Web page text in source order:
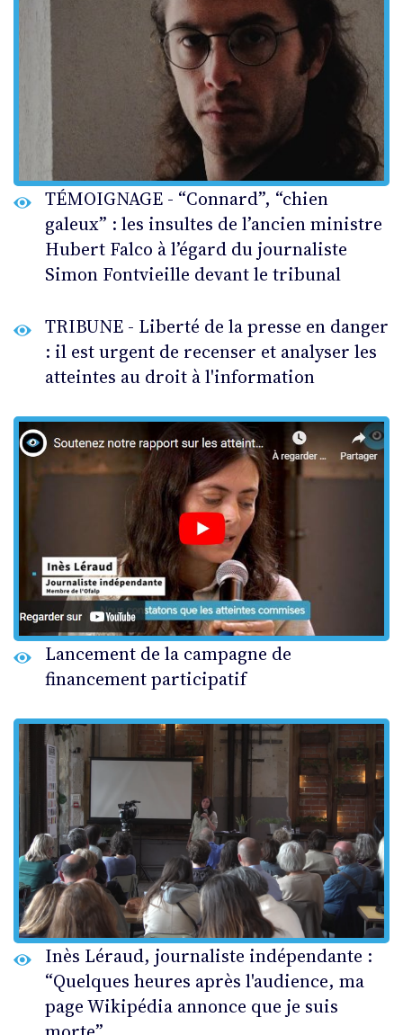
TÉMOIGNAGE - “Connard”, “chien
galeux” : les insultes de l’ancien ministre
Hubert Falco à l’égard du journaliste
Simon Fontvieille devant le tribunal
TRIBUNE - Liberté de la presse en danger
: il est urgent de recenser et analyser les
atteintes au droit à l'information
Lancement de la campagne de
financement participatif
Inès Léraud, journaliste indépendante :
“Quelques heures après l'audience, ma
page Wikipédia annonce que je suis